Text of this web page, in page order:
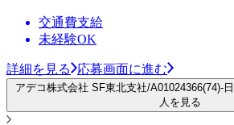
交通費支給
未経験OK
詳細を見る 応募画面に進む
アデコ株式会社 SF東北支社/A01024366(74)-
人を見る